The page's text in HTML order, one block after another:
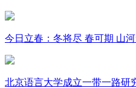
今日立春：冬将尽 春可期 山
北京语言大学成立一带一路研